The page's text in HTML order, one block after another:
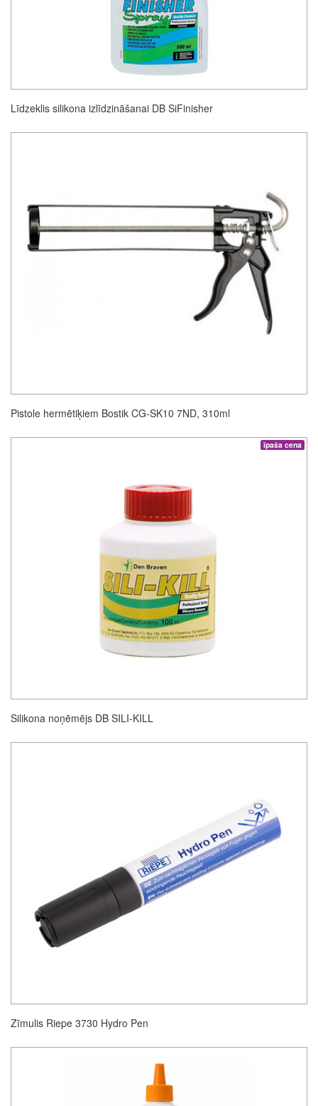
Līdzeklis silikona izlīdzināšanai DB SiFinisher
Pistole hermētiķiem Bostik CG-SK10 7ND, 310ml
īpaša cena
Silikona noņēmējs DB SILI-KILL
Zīmulis Riepe 3730 Hydro Pen